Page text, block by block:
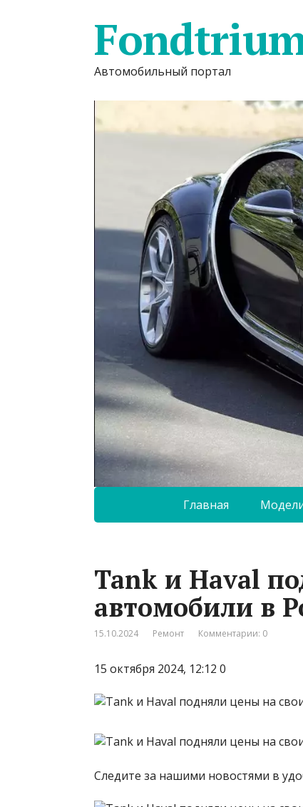
Автомобильный портал
Главная
Tank и Haval
автомобили в
15.10.2024 Ремонт Комментарии: 0
15 октября 2024, 12:12 0
Следите за нашими новостями в